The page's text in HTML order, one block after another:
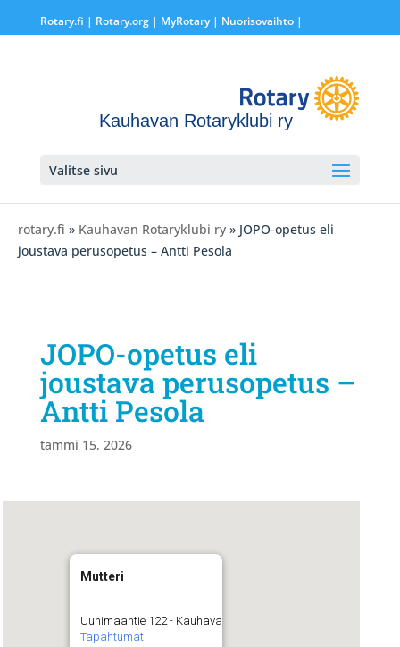
Rotary.fi | Rotary.org| MyRotary | Nuorisovaihto|
Kauhavan Rotaryklubi ry
Valitse sivu
rotary.fi » Kauhavan Rotaryklubi ry » JOPO-opetus eli
joustava perusopetus – Antti Pesola
JOPO-opetus eli
joustava perusopetus –
Antti Pesola
tammi 15, 2026
Mutteri
Uunimaantie 122 - Kauhava
Tapahtumat